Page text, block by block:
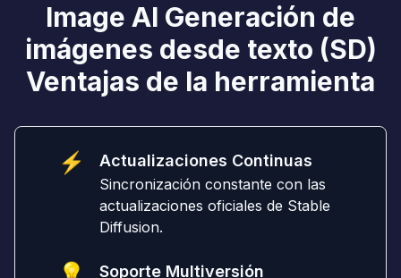
Image AI Generación de
imágenes desde texto (SD)
Ventajas de la herramienta
⚡ Actualizaciones Continuas
Sincronización constante con las
actualizaciones oficiales de Stable
Diffusion.
Soporte Multiversión